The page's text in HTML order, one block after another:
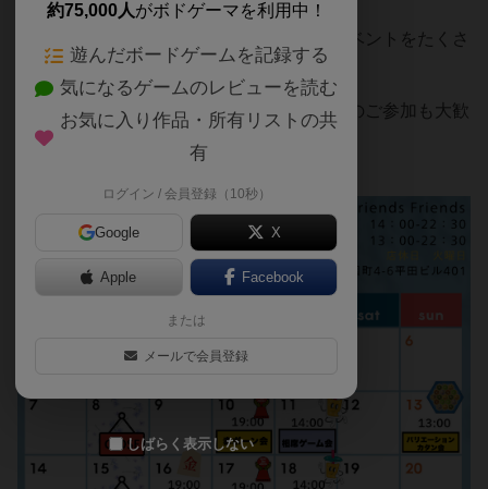
ズです😊
今月も、みなさんに楽しんでいただけるイベントをたくさ
んご用意しました！
🌟各イベントは初心者の方も、おひとりでのご参加も大歓
迎です♪
ぜひお気軽にご参加ください！
約75,000人がボドゲーマを利用中！
遊んだボードゲームを記録する
気になるゲームのレビューを読む
お気に入り作品・所有リストの共
有
ログイン / 会員登録（10秒）
Google X
Apple Facebook
または
メールで会員登録
しばらく表示しない